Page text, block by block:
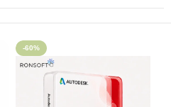
-60%